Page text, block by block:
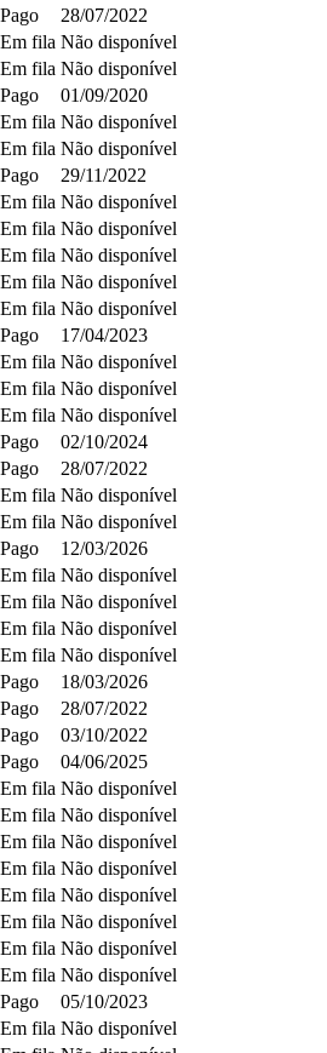
Pago
28/07/2022
Em fila Não disponível
Em fila Não disponível
Pago
01/09/2020
Em fila Não disponível
Em fila Não disponível
Pago
29/11/2022
Em fila Não disponível
Em fila Não disponível
Em fila Não disponível
Em fila Não disponível
Em fila Não disponível
Pago
17/04/2023
Em fila Não disponível
Em fila Não disponível
Em fila Não disponível
Pago
02/10/2024
Pago
28/07/2022
Em fila Não disponível
Em fila Não disponível
Pago
12/03/2026
Em fila Não disponível
Em fila Não disponível
Em fila Não disponível
Em fila Não disponível
Pago
18/03/2026
Pago
28/07/2022
Pago
03/10/2022
Pago
04/06/2025
Em fila Não disponível
Em fila Não disponível
Em fila Não disponível
Em fila Não disponível
Em fila Não disponível
Em fila Não disponível
Em fila Não disponível
Em fila Não disponível
Pago
05/10/2023
Em fila Não disponível